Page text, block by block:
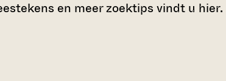
en meer zoektips vindt u hier.